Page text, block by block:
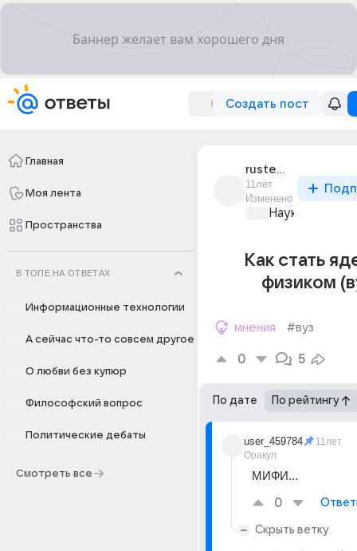
Создать пост
Главная
Моя лента
Пространства
В ТОПЕ НА ОТВЕТАХ
Информационные технологии
А сейчас что-то совсем другое
О любви без купюр
Философский вопрос
Политические дебаты
Смотреть все
rustem_abrarov_8
11лет
Изменено
Наука
Как стать
физиком
мнения #вуз
0 5
По дате По рейтингу
user_459784
Оракул
11лет
МИФИ...
0
Скрыть ветку